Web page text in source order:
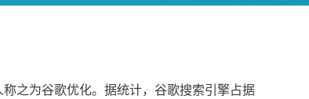
之为谷歌优化。据统计，谷歌搜索引擎占据